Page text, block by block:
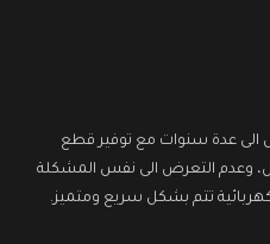
الى عدة سنوات مع توفير قطع
وعدم التعرض الى نفس المشكلة
تتم بشكل سريع ومتميز.